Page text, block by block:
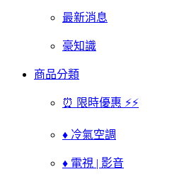
最新消息
豪知識
商品分類
⏰ 限時優惠 ⚡⚡
♦ 冷氣空調
♦ 電視 | 影音